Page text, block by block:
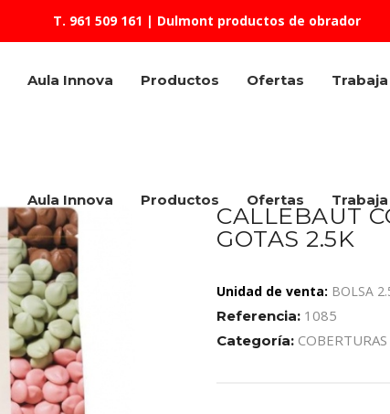
T. 961 509 161 | Dulmont productos de obrador
Aula Innova Productos Ofertas
Aula Innova Productos Ofertas
CALLEBAUT
GOTAS 2.5K
Unidad de venta: BOLSA
Referencia: 1085
Categoría: